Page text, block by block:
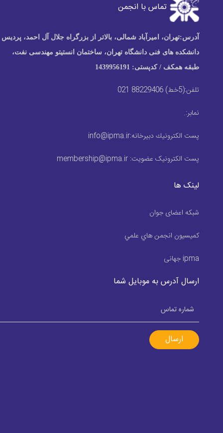
تماس با انجمن
آدرس:تهران، امیرآباد شمالی، بالاتر از بزرگراه جلال آل احمد، پردیس
دانشکده های فنی دانشگاه تهران، ساختمان انستیتو مهندسی نفت،
طبقه همکف / کدپستی: 1439956191
تلفن:(5خط) 88229406 021
نمابر:.
پست الكترونيك دبیرخانه:info@ipma.ir
پست الکترونیک عضویت:membership@ipma.ir
لینک ها
شبکه اعضای جوان
كميسيون انجمن هاي علمي
ipma جهانی
ارسال آدرس به موبایل شما
ارسال